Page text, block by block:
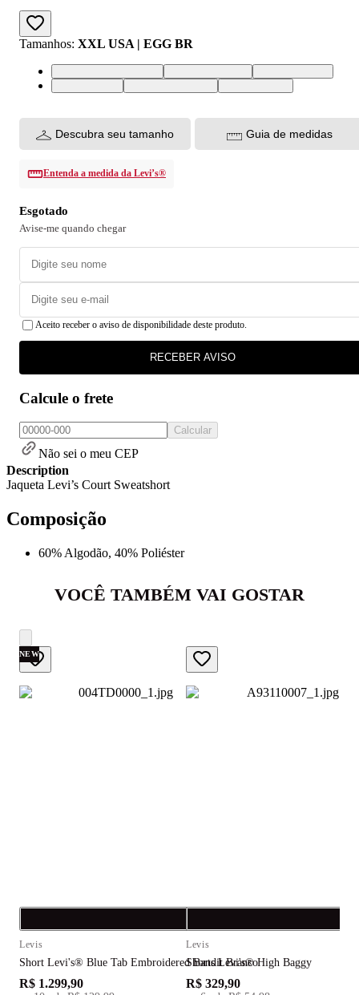
Tamanhos: XXL USA | EGG BR
XXL USA | EGG BRXS USA | PP BRM USA | M BR
S USA | P BRXL USA | GG BRL USA | G BR
Descubra seu tamanho Guia de medidas
Entenda a medida da Levi’s®
Esgotado
Avise-me quando chegar
Aceito receber o aviso de disponibilidade deste produto.
RECEBER AVISO
Calcule o frete
Calcular
Não sei o meu CEP
Description
Jaqueta Levi’s Court Sweatshort
Composição
60% Algodão, 40% Poliéster
VOCÊ TAMBÉM VAI GOSTAR
NEW
Levis
Short Levi's® Blue Tab Embroidered Bandit Branco
R$ 1.299,90
Levis
Shorts Levi's® High Baggy
R$ 329,90